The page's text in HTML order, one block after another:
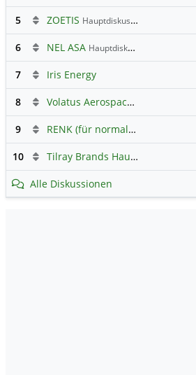
5 ZOETIS Hauptdiskussion
6 NEL ASA Hauptdiskussion
7 Iris Energy
8 Volatus Aerospace (Offener Austausch)
9 RENK (für normale, sachliche Kommunikation!)
10 Tilray Brands Hauptforum
Alle Diskussionen